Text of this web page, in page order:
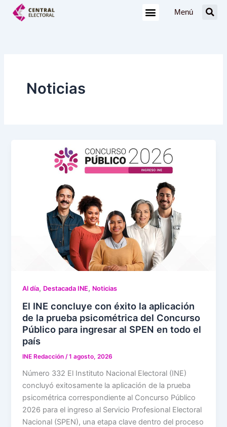
Menú
Noticias
Al día, Destacada INE, Noticias
El INE concluye con éxito la aplicación
de la prueba psicométrica del Concurso
Público para ingresar al SPEN en todo el
país
INE Redacción/1 agosto, 2026
Número 332 El Instituto Nacional Electoral (INE)
concluyó exitosamente la aplicación de la prueba
psicométrica correspondiente al Concurso Público
2026 para el ingreso al Servicio Profesional Electoral
Nacional (SPEN), una etapa clave dentro del proceso